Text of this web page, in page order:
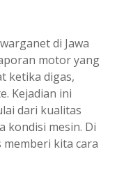
di Jawa
motor yang
ketika digas,
Kejadian ini
dari kualitas
kondisi mesin. Di
kita cara